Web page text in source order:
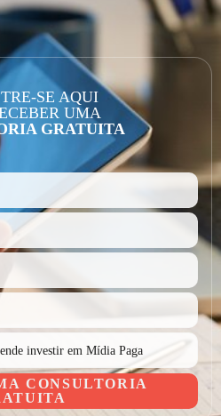
SE AQUI
UMA
GRATUITA
CONSULTORIA